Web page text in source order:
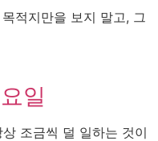
적지만을 보지 말고, 그
일
조금씩 덜 일하는 것이